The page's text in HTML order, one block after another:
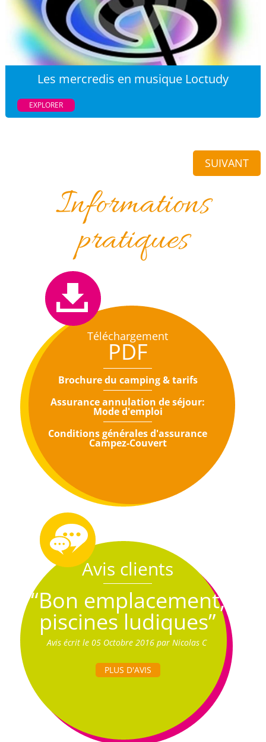
Les mercredis en musique Loctudy
EXPLORER
SUIVANT
Informations
pratiques
Téléchargement
PDF
Brochure du camping & tarifs
Assurance annulation de séjour:
Mode d'emploi
Conditions générales d'assurance
Campez-Couvert
Avis clients
“Bon emplacement,
piscines ludiques”
Avis écrit le 05 Octobre 2016 par Nicolas C
PLUS D'AVIS